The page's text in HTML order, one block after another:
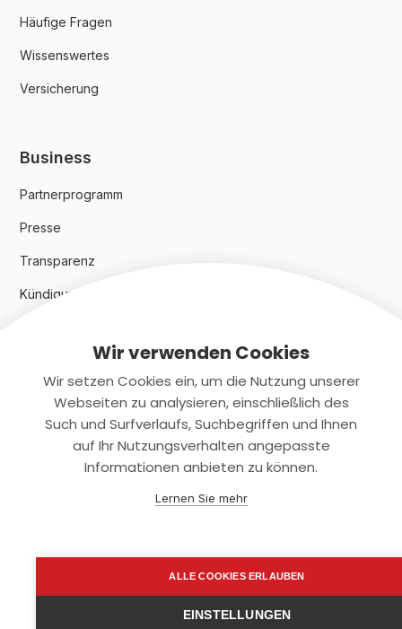
Häufige Fragen
Wissenswertes
Versicherung
Business
Partnerprogramm
Presse
Transparenz
Kündigungsindex 2024
Rechtliches
Datenschutz
support@smartkuendigen.de
Wir verwenden Cookies
Wir setzen Cookies ein, um die Nutzung unserer
Webseiten zu analysieren, einschließlich des
Such und Surfverlaufs, Suchbegriffen und Ihnen
auf Ihr Nutzungsverhalten angepasste
Informationen anbieten zu können.
Lernen Sie mehr
ALLE COOKIES ERLAUBEN
EINSTELLUNGEN